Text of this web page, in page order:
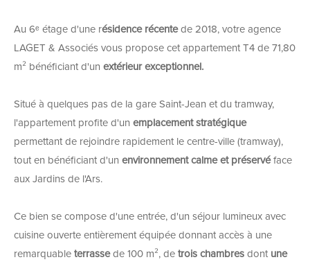
Au 6ᵉ étage d'une résidence récentede 2018, votre agence
LAGET & Associés vous propose cet appartement T4 de 71,80
m² bénéficiant d'un extérieur exceptionnel.
Situé à quelques pas de la gare Saint-Jean et du tramway,
l'appartement profite d'un emplacement stratégique
permettant de rejoindre rapidement le centre-ville (tramway),
tout en bénéficiant d'un environnement calme et préservéface
aux Jardins de l'Ars.
Ce bien se compose d'une entrée, d'un séjour lumineux avec
cuisine ouverte entièrement équipée donnant accès à une
remarquableterrassede 100 m², detrois chambresdont une